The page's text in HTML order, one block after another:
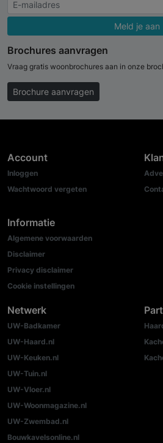
Meld je aan
Brochures aanvragen
Vraag gratis woonbrochures aan in onze
Brochure aanvragen
Account
Inloggen
Wachtwoord vergeten
Informatie
Algemene voorwaarden
Disclaimer
Privacy disclaimer
Cookie instellingen
Netwerk
UW-Badkamer
UW-Haard.nl
UW-Keuken.nl
UW-Tuin.nl
UW-Vloer.nl
UW-Woonmagazine.nl
UW-Zwembad.nl
Bouwkavelsonline.nl